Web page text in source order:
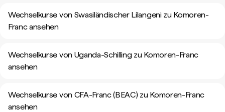
Wechselkurse von Swasiländischer Lilangeni zu Komoren-
Franc ansehen
Wechselkurse von Uganda-Schilling zu Komoren-Franc
ansehen
Wechselkurse von CFA-Franc (BEAC) zu Komoren-Franc
ansehen